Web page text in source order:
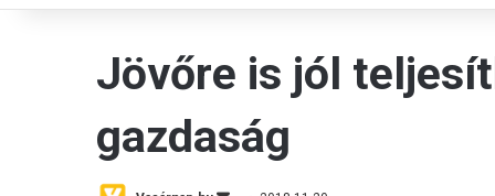
Jövőre is jól
gazdaság